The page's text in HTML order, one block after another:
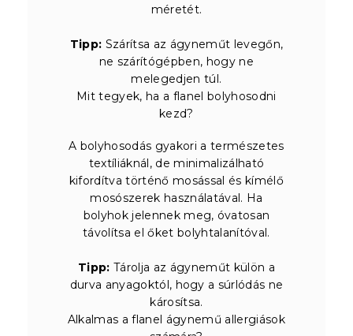
méretét.
Tipp: Szárítsa az ágyneműt levegőn,
ne szárítógépben, hogy ne
melegedjen túl.
Mit tegyek, ha a flanel bolyhosodni
kezd?
A bolyhosodás gyakori a természetes
textíliáknál, de minimalizálható
kifordítva történő mosással és kímélő
mosószerek használatával. Ha
bolyhok jelennek meg, óvatosan
távolítsa el őket bolyhtalanítóval.
Tipp: Tárolja az ágyneműt külön a
durva anyagoktól, hogy a súrlódás ne
károsítsa.
Alkalmas a flanel ágynemű allergiások